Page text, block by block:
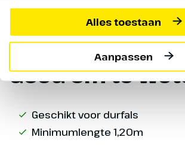
Alles toestaan
Aanpassen
Goed om te
Geschikt voor durfals
Minimumlengte 1,20m